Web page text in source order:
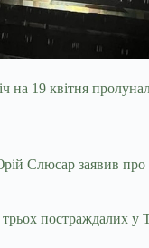
на 19 квітня
Слюсар заявив
постраждалих у